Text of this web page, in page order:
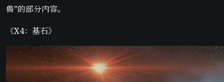
兽”的部分内容。
《X4：基石》